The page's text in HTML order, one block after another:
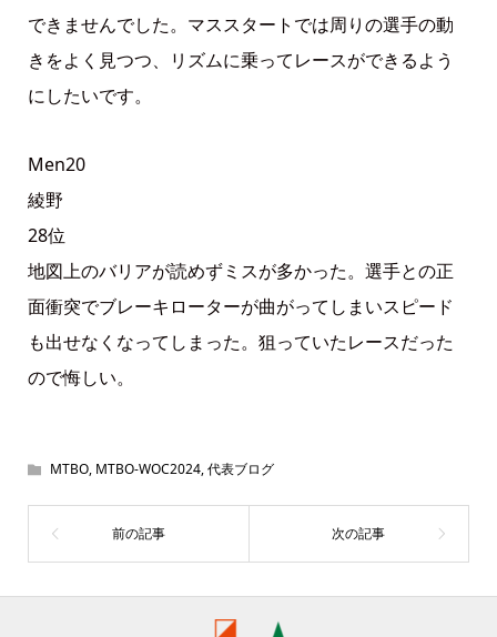
できませんでした。マススタートでは周りの選手の動
きをよく見つつ、リズムに乗ってレースができるよう
にしたいです。
Men20
綾野
28位
地図上のバリアが読めずミスが多かった。選手との正
面衝突でブレーキローターが曲がってしまいスピード
も出せなくなってしまった。狙っていたレースだった
ので悔しい。
MTBO, MTBO-WOC2024,代表ブログ